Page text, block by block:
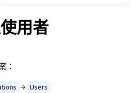
用者
：
→ Users